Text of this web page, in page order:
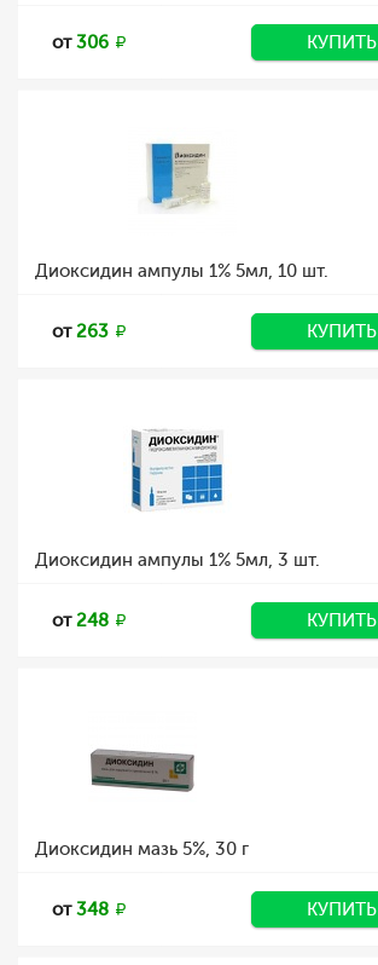
от306 КУПИТЬ
Диоксидин ампулы 1% 5мл, 10 шт.
от263 КУПИТЬ
Диоксидин ампулы 1% 5мл, 3 шт.
от248 КУПИТЬ
Диоксидин мазь 5%, 30 г
от348 КУПИТЬ